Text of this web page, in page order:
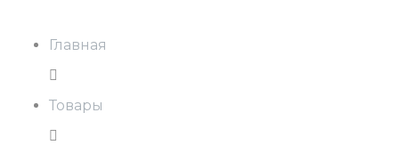
Главная
Товары